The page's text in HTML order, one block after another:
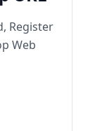
Register
Web